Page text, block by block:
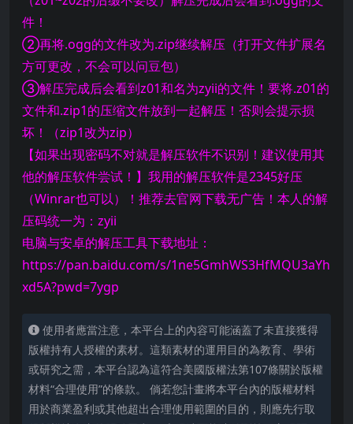
件！
②再将.ogg的文件改为.zip继续解压（打开文件扩展名
方可更改，不会可以问豆包）
③解压完成后会看到z01和名为zyii的文件！要将.z01的
文件和.zip1的压缩文件放到一起解压！否则会提示损
坏！（zip1改为zip）
【如果出现密码不对就是解压软件不识别！建议使用其
他的解压软件尝试！】我用的解压软件是2345好压
（Winrar也可以）！推荐去官网下载无广告！本人的解
压码统一为：zyii
电脑与安卓的解压工具下载地址：
https://pan.baidu.com/s/1ne5GmhWS3HfMQU3aYh
xd5A?pwd=7ygp
使用者應當注意，本平台上的內容可能涵蓋了未直接獲得
版權持有人授權的素材。這類素材的運用目的為教育、學術
或研究之需，本平台認為這符合美國版權法第107條關於版權
材料“合理使用”的條款。 倘若您計畫將本平台內的版權材料
用於商業盈利或其他超出合理使用範圍的目的，則應先行取